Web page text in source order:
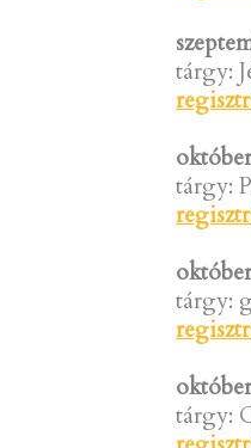
tárgy:
tárgy:
tárgy:
tárgy: